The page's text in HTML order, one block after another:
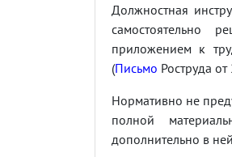
Должностная
самостоятельно
приложением к
(Письмо Роструда
Нормативно не
полной
дополнительно в